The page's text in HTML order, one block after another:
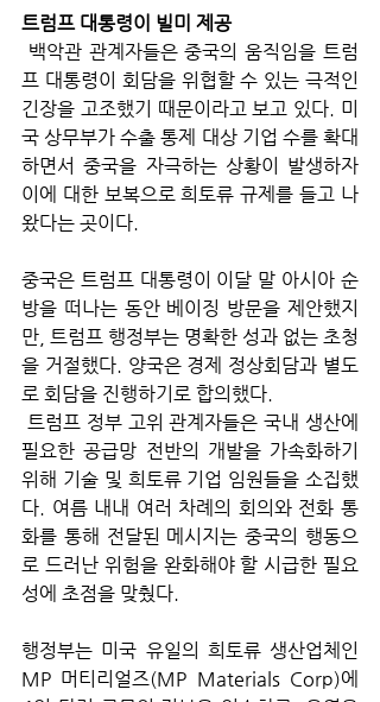
트럼프 대통령이 빌미 제공
프 대통령이 회담을 위협할 수 있는 극적인
긴장을 고조했기 때문이라고 보고 있다. 미
국 상무부가 수출 통제 대상 기업 수를 확대
하면서 중국을 자극하는 상황이 발생하자
이에 대한 보복으로 희토류 규제를 들고 나
왔다는 곳이다.
중국은 트럼프 대통령이 이달 말 아시아 순
방을 떠나는 동안 베이징 방문을 제안했지
만, 트럼프 행정부는 명확한 성과 없는 초청
을 거절했다. 양국은 경제 정상회담과 별도
로 회담을 진행하기로 합의했다.
필요한 공급망 전반의 개발을 가속화하기
위해 기술 및 희토류 기업 임원들을 소집했
다. 여름 내내 여러 차례의 회의와 전화 통
화를 통해 전달된 메시지는 중국의 행동으
로 드러난 위험을 완화해야 할 시급한 필요
성에 초점을 맞췄다.
행정부는 미국 유일의 희토류 생산업체인
MP 머티리얼즈(MP Materials Corp)에